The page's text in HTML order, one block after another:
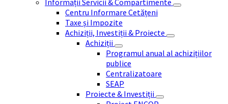
Informații Servicii & Compartimente
Centru Informare Cetățeni
Taxe și Impozite
Achiziții, Investiții & Proiecte
Achiziții
Programul anual al achizițiilor
publice
Centralizatoare
SEAP
Proiecte & Investiții